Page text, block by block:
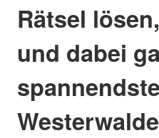
Rätsel
und dabei